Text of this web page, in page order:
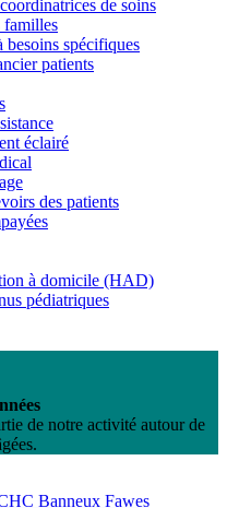
de soins
familles
besoins spécifiques
patients
éclairé
des patients
à domicile (HAD)
pédiatriques
de notre activité autour de
Banneux Fawes